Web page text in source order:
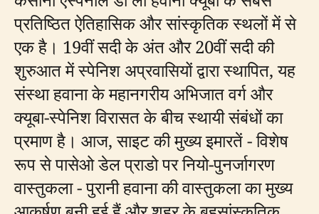
प्रतिष्ठित ऐतिहासिक और सांस्कृतिक स्थलों में से
एक है। 19वीं सदी के अंत और 20वीं सदी की
शुरुआत में स्पेनिश अप्रवासियों द्वारा स्थापित, यह
संस्था हवाना के महानगरीय अभिजात वर्ग और
क्यूबा-स्पेनिश विरासत के बीच स्थायी संबंधों का
प्रमाण है। आज, साइट की मुख्य इमारतें - विशेष
रूप से पासेओ डेल प्राडो पर नियो-पुनर्जागरण
वास्तुकला - पुरानी हवाना की वास्तुकला का मुख्य